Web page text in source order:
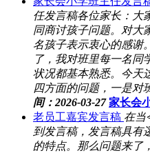
任发言稿各位家长：大
同商讨孩子问题。对大
名孩子表示衷心的感谢
了，我对班里每一名同
状况都基本熟悉。今天
四方面的问题，一是对
间：2026-03-27 家长会
老员工嘉宾发言稿 在当
到发言稿，发言稿具有
的特点。那么问题来了